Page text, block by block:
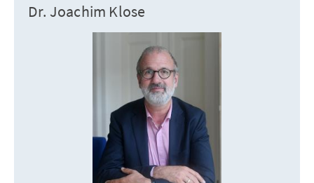
Dr. Joachim Klose